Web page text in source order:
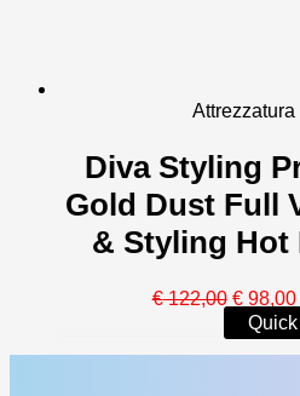
Diva Styling
Gold Dust Full
& Styling Hot
€122,00 Il
prezzo
€98,00Il